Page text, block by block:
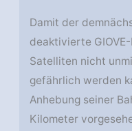
Damit der
deaktivierte
Satelliten nicht
gefährlich werden
Anhebung seiner
Kilometer